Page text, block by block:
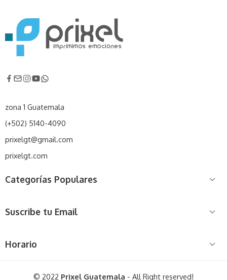
zona 1 Guatemala
(+502) 5140-4090
prixelgt@gmail.com
prixelgt.com
Categorías Populares
Suscribe tu Email
Horario
© 2022 Prixel Guatemala - All Right reserved!